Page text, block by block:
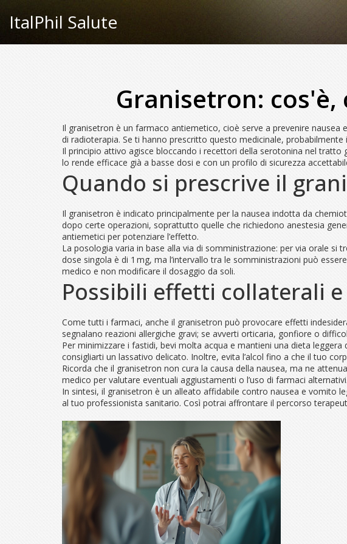
ItalPhil Salute
Granisetron: cos'è,
Il granisetron è un farmaco antiemetico, cioè serve a prevenire
di radioterapia. Se ti hanno prescritto questo medicinale,
Il principio attivo agisce bloccando i recettori della serotonina nel
lo rende efficace già a basse dosi e con un profilo di sicurezza
Quando si prescrive il
Il granisetron è indicato principalmente per la nausea indotta da
dopo certe operazioni, soprattutto quelle che richiedono anestesia
antiemetici per potenziare l’effetto.
La posologia varia in base alla via di somministrazione: per via orale si
dose singola è di 1 mg, ma l’intervallo tra le somministrazioni può
medico e non modificare il dosaggio da soli.
Possibili effetti collaterali
Come tutti i farmaci, anche il granisetron può provocare effetti
segnalano reazioni allergiche gravi; se avverti orticaria, gonfiore o
Per minimizzare i fastidi, bevi molta acqua e mantieni una dieta
consigliarti un lassativo delicato. Inoltre, evita l’alcol fino a che il tuo
Ricorda che il granisetron non cura la causa della nausea, ma ne
medico per valutare eventuali aggiustamenti o l’uso di farmaci alternativi.
In sintesi, il granisetron è un alleato affidabile contro nausea e vomito
al tuo professionista sanitario. Così potrai affrontare il percorso